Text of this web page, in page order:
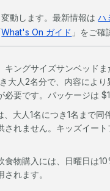
動します。最新情報はハ
What's On ガイド 」をご確
キングサイズサンベッドま
大人2名分で、内容によ
必要です。パッケージは
、大人1名につき1名まで同
されません。キッズイー
食物購入には、日曜日は
れます。